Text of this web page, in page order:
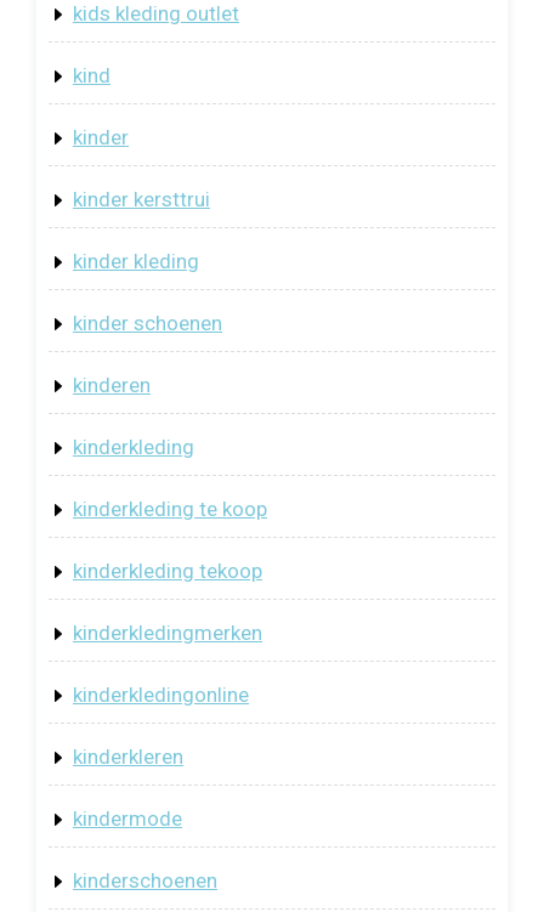
kids kleding outlet
kind
kinder
kinder kersttrui
kinder kleding
kinder schoenen
kinderen
kinderkleding
kinderkleding te koop
kinderkleding tekoop
kinderkledingmerken
kinderkledingonline
kinderkleren
kindermode
kinderschoenen